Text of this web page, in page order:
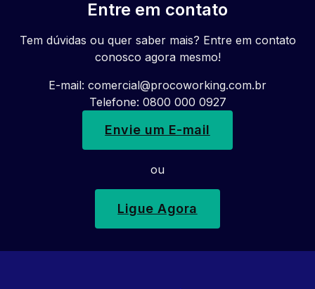
Entre em contato
Tem dúvidas ou quer saber mais? Entre em contato
conosco agora mesmo!
E-mail: comercial@procoworking.com.br
Telefone: 0800 000 0927
Envie um E-mail
ou
Ligue Agora